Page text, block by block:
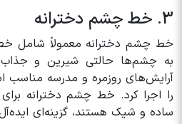
3. خط چشم دخترانه
خط چشم دخترانه معمولاً شامل
به چشم‌ها حالتی شیرین و
آرایش‌های روزمره و مدرسه مناسب
را اجرا کرد. خط چشم دخترانه برای
ساده و شیک هستند، گزینه‌ای